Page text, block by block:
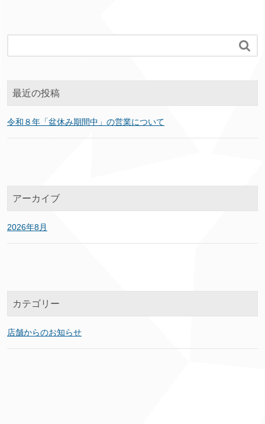

最近の投稿
令和８年「盆休み期間中」の営業について
アーカイブ
2026年8月
カテゴリー
店舗からのお知らせ